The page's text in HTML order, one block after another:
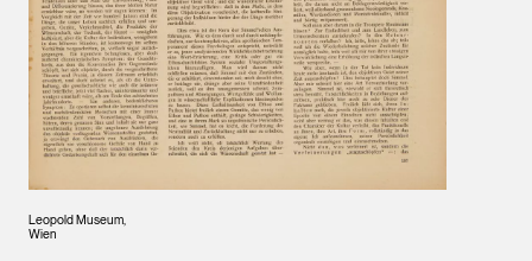
Leopold Museum,
Wien